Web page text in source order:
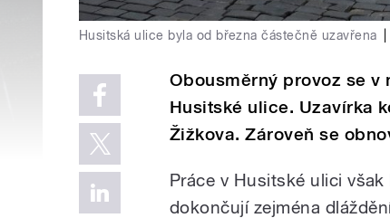
Husitská ulice byla od března částečně uzavřena
Obousměrný provoz se
Husitské ulice. Uzavírka
Žižkova. Zároveň se
Práce v Husitské ulici
dokončují zejména